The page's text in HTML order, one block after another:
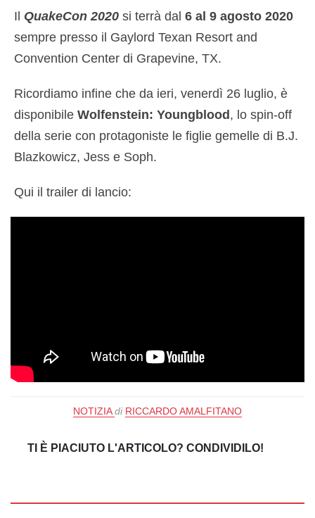
Il QuakeCon 2020 si terrà dal 6 al 9 agosto 2020
sempre presso il Gaylord Texan Resort and
Convention Center di Grapevine, TX.
Ricordiamo infine che da ieri, venerdì 26 luglio, è
disponibile Wolfenstein: Youngblood , lo spin-off
della serie con protagoniste le figlie gemelle di B.J.
Blazkowicz, Jess e Soph.
Qui il trailer di lancio:
NOTIZIA di RICCARDO AMALFITANO
TI È PIACIUTO L'ARTICOLO? CONDIVIDILO!